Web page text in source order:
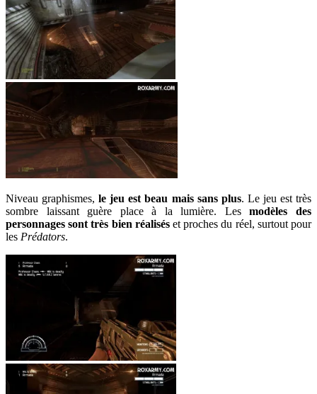
Niveau graphismes,le jeu est beau mais sans plus. Le jeu est très
sombre laissant guère place à la lumière. Lesmodèles des
personnages sont très bien réaliséset proches du réel, surtout pour
les Prédators.